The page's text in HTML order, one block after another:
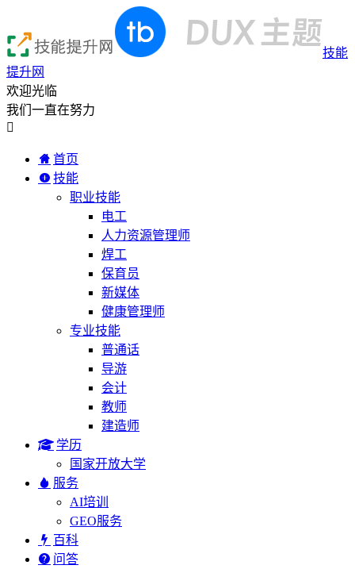
技能
提升网
欢迎光临
我们一直在努力

首页
技能
职业技能
电工
人力资源管理师
焊工
保育员
新媒体
健康管理师
专业技能
普通话
导游
会计
教师
建造师
学历
国家开放大学
服务
AI培训
GEO服务
百科
问答